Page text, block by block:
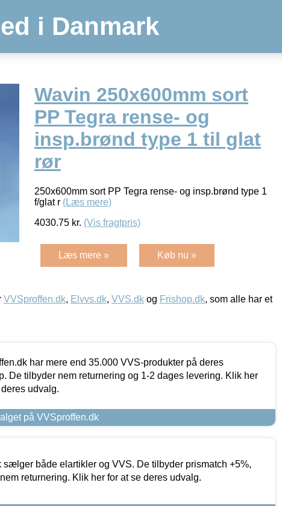
i Danmark
Wavin 250x600mm sort
PP Tegra rense- og
insp.brønd type 1 til glat
rør
250x600mm sort PP Tegra rense- og insp.brønd type 1
f/glat r (Læs mere)
4030.75 kr. (Vis fragtpris)
Læs mere » Køb nu »
VVSproffen.dk, Elvvs.dk, VVS.dk og Frishop.dk, som alle har et
har mere end 35.000 VVS-produkter på deres
De tilbyder nem returnering og 1-2 dages levering. Klik her
udvalg.
på VVSproffen.dk
sælger både elartikler og VVS. De tilbyder prismatch +5%,
returnering. Klik her for at se deres udvalg.